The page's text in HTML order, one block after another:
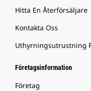
Hitta En Återförsäljare
Kontakta Oss
Uthyrningsutrustning
Företagsinformation
Företag